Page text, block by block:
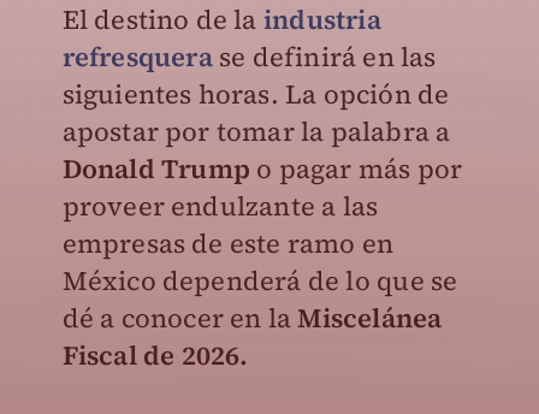
El destino de la industria
refresquerase definirá en las
siguientes horas. La opción de
apostar por tomar la palabra a
Donald Trump o pagar más por
proveer endulzante a las
empresas de este ramo en
México dependerá de lo que se
dé a conocer en laMiscelánea
Fiscal de 2026.